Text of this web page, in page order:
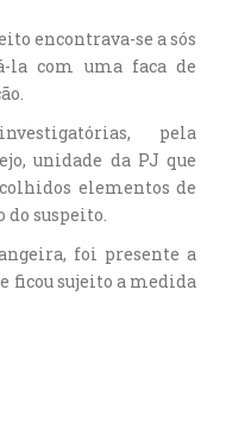
encontrava-se a sós
la com uma faca de
pela
unidade da PJ que
elementos de
suspeito.
foi presente a
sujeito a medida